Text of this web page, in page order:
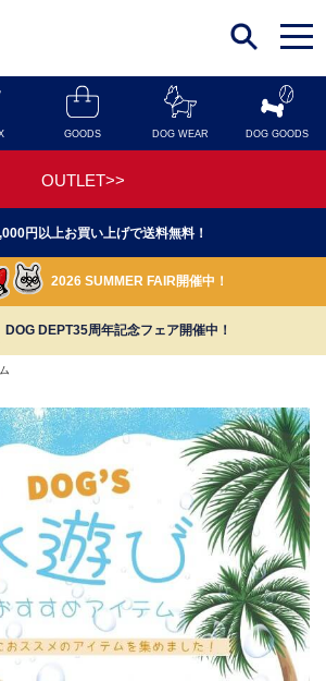
t
o
g
n
a
o
GOODS DOG WEAR DOG GOODS
OUTLET>>
円以上お買い上げで送料無料！
2026 SUMMER FAIR開催中！
DOG DEPT35周年記念フェア開催中！